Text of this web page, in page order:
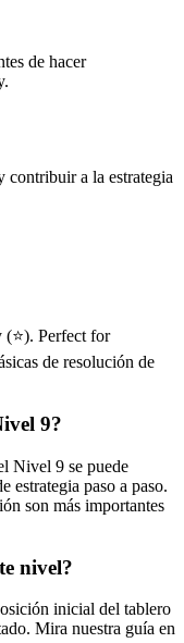
de hacer
contribuir a la estrategia
Perfect for
de resolución de
9?
Nivel 9 se puede
estrategia paso a paso.
son más importantes
nivel?
inicial del tablero
Mira nuestra guía en